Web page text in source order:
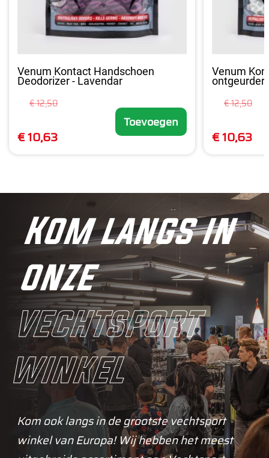
Venum Kontact Handschoen
Deodorizer - Lavendar
€ 12,50
€ 10,63
Toevoegen
Venum
ontgeurder
€ 12,50
€ 10,63
Kom langs in
onze
vechtsport
winkel
Kom ook langs in de grootste vechtsport
winkel van Europa! Wij hebben het meest